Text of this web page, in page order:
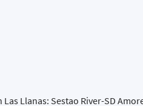
Llanas: Sestao River-SD